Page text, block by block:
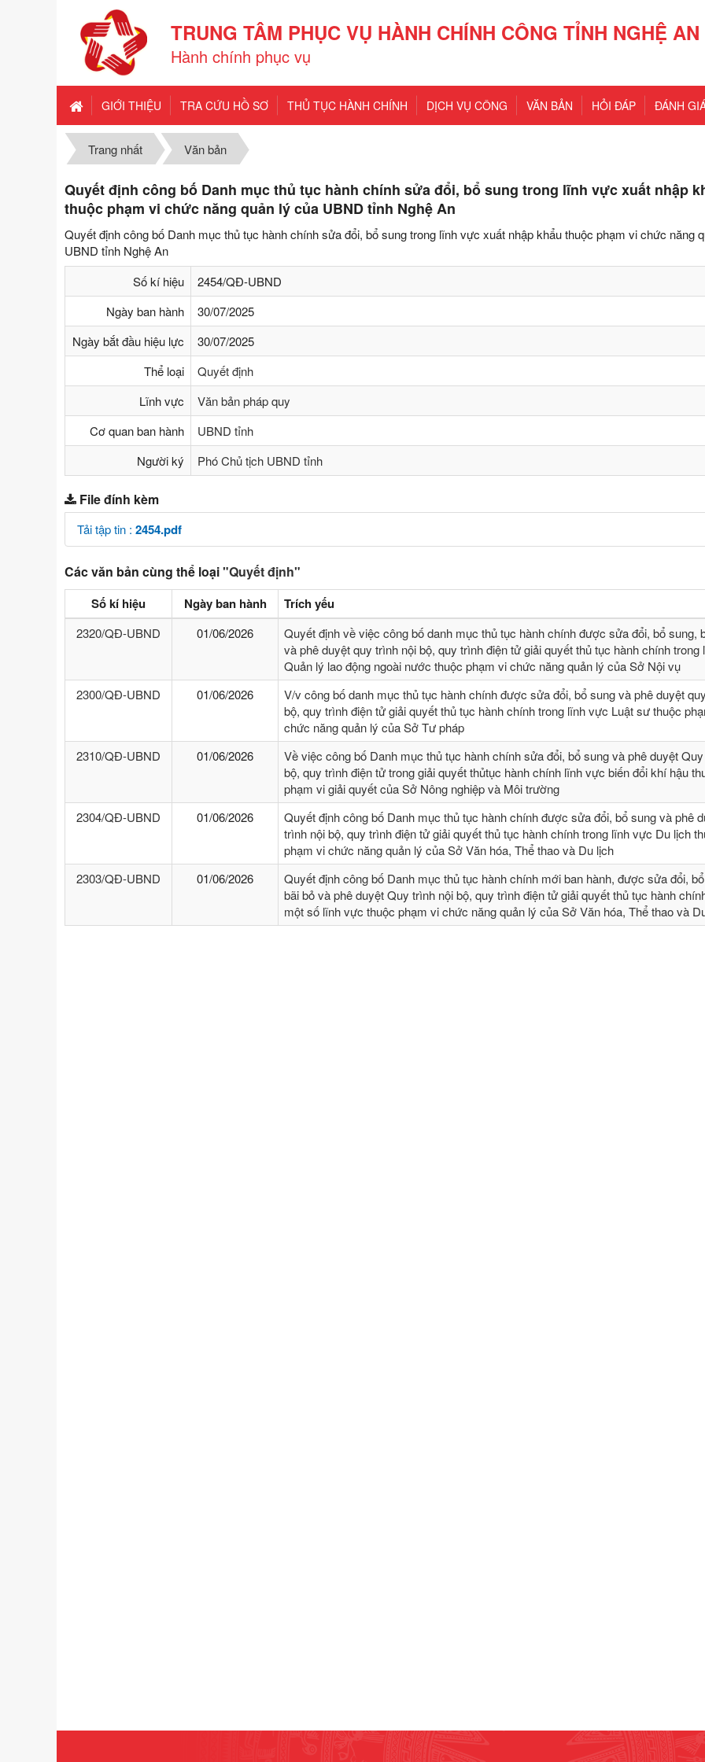
TRUNG TÂM PHỤC VỤ HÀNH CHÍNH CÔNG TỈNH NGHỆ AN
Hành chính phục vụ
GIỚI THIỆU TRA CỨU HỒ SƠ THỦ TỤC HÀNH CHÍNH DỊCH VỤ CÔNG VĂN BẢN HỎI ĐÁP ĐÁNH
Trang nhất Văn bản
Quyết định công bố Danh mục thủ tục hành chính sửa đổi, bổ sung trong lĩnh vực xuất nhập
thuộc phạm vi chức năng quản lý của UBND tỉnh Nghệ An
Quyết định công bố Danh mục thủ tục hành chính sửa đổi, bổ sung trong lĩnh vực xuất nhập khẩu thuộc phạm vi chức năng
UBND tỉnh Nghệ An
Số kí hiệu
2454/QĐ-UBND
Ngày ban hành
30/07/2025
Ngày bắt đầu hiệu lực
30/07/2025
Thể loại
Quyết định
Lĩnh vực
Văn bản pháp quy
Cơ quan ban hành
UBND tỉnh
Người ký
Phó Chủ tịch UBND tỉnh
File đính kèm
Tải tập tin : 2454.pdf
Các văn bản cùng thể loại"Quyết định"
Số kí hiệu Ngày ban hành Trích yếu
2320/QĐ-UBND 01/06/2026
Quyết định về việc công bố danh mục thủ tục hành chính được sửa đổi, bổ sung,
và phê duyệt quy trình nội bộ, quy trình điện tử giải quyết thủ tục hành chính trong
Quản lý lao động ngoài nước thuộc phạm vi chức năng quản lý của Sở Nội vụ
2300/QĐ-UBND
01/06/2026
V/v công bố danh mục thủ tục hành chính được sửa đổi, bổ sung và phê duyệt
bộ, quy trình điện tử giải quyết thủ tục hành chính trong lĩnh vực Luật sư thuộc
chức năng quản lý của Sở Tư pháp
2310/QĐ-UBND
01/06/2026
Về việc công bố Danh mục thủ tục hành chính sửa đổi, bổ sung và phê duyệt
bộ, quy trình điện tử trong giải quyết thủtục hành chính lĩnh vực biến đổi khí hậu
phạm vi giải quyết của Sở Nông nghiệp và Môi trường
2304/QĐ-UBND
01/06/2026
Quyết định công bố Danh mục thủ tục hành chính được sửa đổi, bổ sung và phê
trình nội bộ, quy trình điện tử giải quyết thủ tục hành chính trong lĩnh vực Du lịch
phạm vi chức năng quản lý của Sở Văn hóa, Thể thao và Du lịch
2303/QĐ-UBND
01/06/2026
Quyết định công bố Danh mục thủ tục hành chính mới ban hành, được sửa đổi,
bãi bỏ và phê duyệt Quy trình nội bộ, quy trình điện tử giải quyết thủ tục hành
một số lĩnh vực thuộc phạm vi chức năng quản lý của Sở Văn hóa, Thể thao và